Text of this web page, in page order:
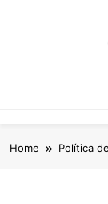
Home Política